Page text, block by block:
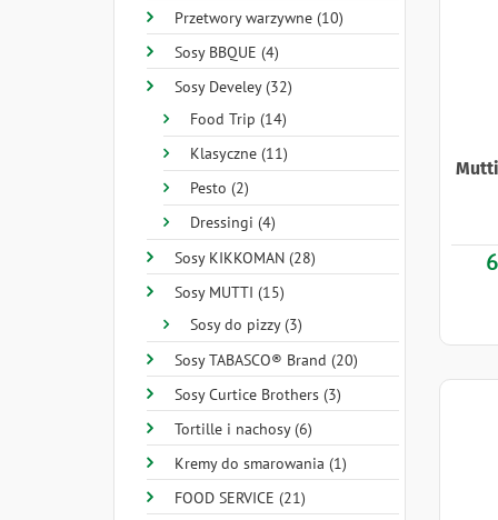
Przetwory warzywne (10)
Sosy BBQUE (4)
Sosy Develey (32)
Food Trip (14)
Klasyczne (11)
Pesto (2)
Dressingi (4)
Sosy KIKKOMAN (28)
Sosy MUTTI (15)
Sosy do pizzy (3)
Sosy TABASCO® Brand (20)
Sosy Curtice Brothers (3)
Tortille i nachosy (6)
Kremy do smarowania (1)
FOOD SERVICE (21)